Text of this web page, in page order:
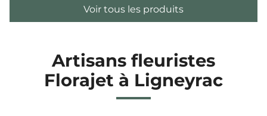
Voir tous les produits
Artisans fleuristes
Florajet à Ligneyrac